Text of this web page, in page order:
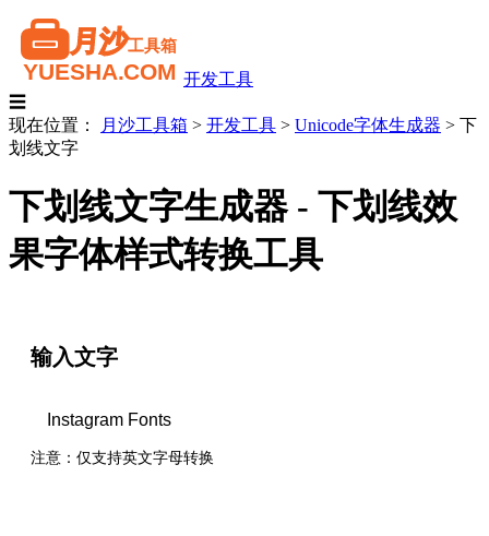
开发工具
☰
现在位置：
月沙工具箱 > 开发工具 > Unicode字体生成器 > 下
划线文字
下划线文字生成器 - 下划线效
果字体样式转换工具
输入文字
注意：仅支持英文字母转换